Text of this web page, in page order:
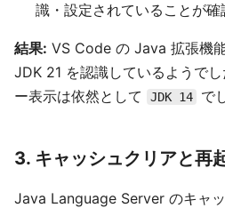
識・設定されていることが確
結果: VS Code の Java 拡張機
JDK 21 を認識しているようで
ー表示は依然として
JDK 14 で
3. キャッシュクリアと再
Java Language Server のキャ